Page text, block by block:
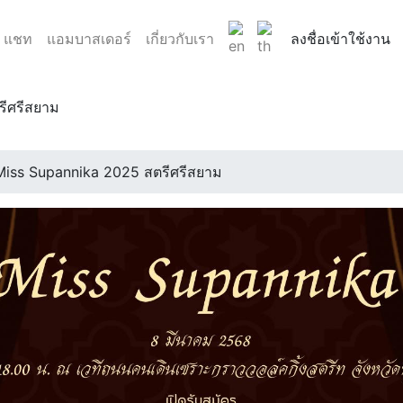
แชท แอมบาสเดอร์ เกี่ยวกับเรา ลงชื่อเข้าใช้งาน
ศรีสยาม
Supannika 2025 สตรีศรีสยาม